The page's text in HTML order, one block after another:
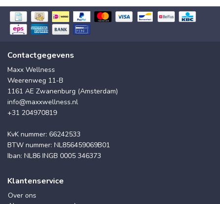
Contactgegevens
Maxx Wellness
Weerenweg 11-B
1161 AE Zwanenburg (Amsterdam)
info@maxxwellness.nl
+31 204970819
KvK nummer: 66242533
BTW nummer: NL856459069B01
Iban: NL86 INGB 0005 346373
Klantenservice
Over ons